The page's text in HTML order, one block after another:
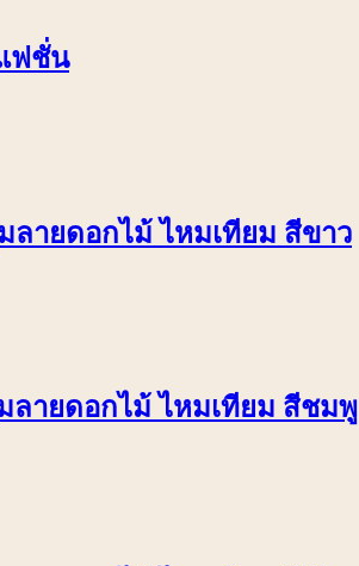
ฟชั่น
ลายดอกไม้ ไหมเทียม สีขาว
ลายดอกไม้ ไหมเทียม สีชมพู